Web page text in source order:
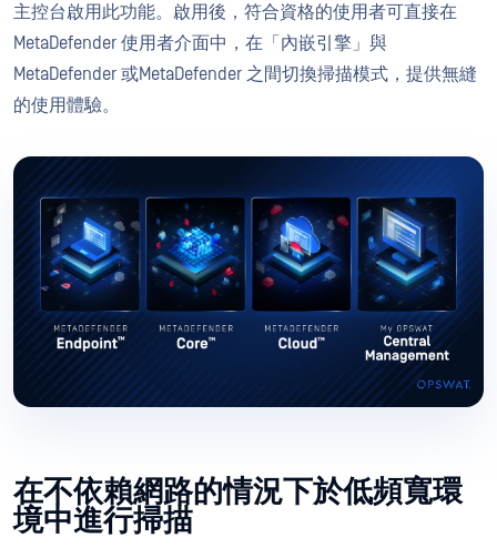
主控台啟用此功能。啟用後，符合資格的使用者可直接在
MetaDefender 使用者介面中，在「內嵌引擎」與
MetaDefender 或MetaDefender 之間切換掃描模式，提供無縫
的使用體驗。
在不依賴網路的情況下於低頻寬環
境中進行掃描